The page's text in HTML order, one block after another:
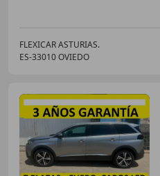
FLEXICAR ASTURIAS.
ES-33010 OVIEDO